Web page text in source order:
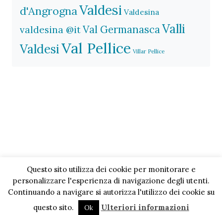
d'AngrognaValdesi Valdesina
valdesina @itVal GermanascaValli
ValdesiVal Pellice Villar Pellice
Questo sito utilizza dei cookie per monitorare e
personalizzare l'esperienza di navigazione degli utenti.
Continuando a navigare si autorizza l'utilizzo dei cookie su
questo sito.
Ok Ulteriori informazioni